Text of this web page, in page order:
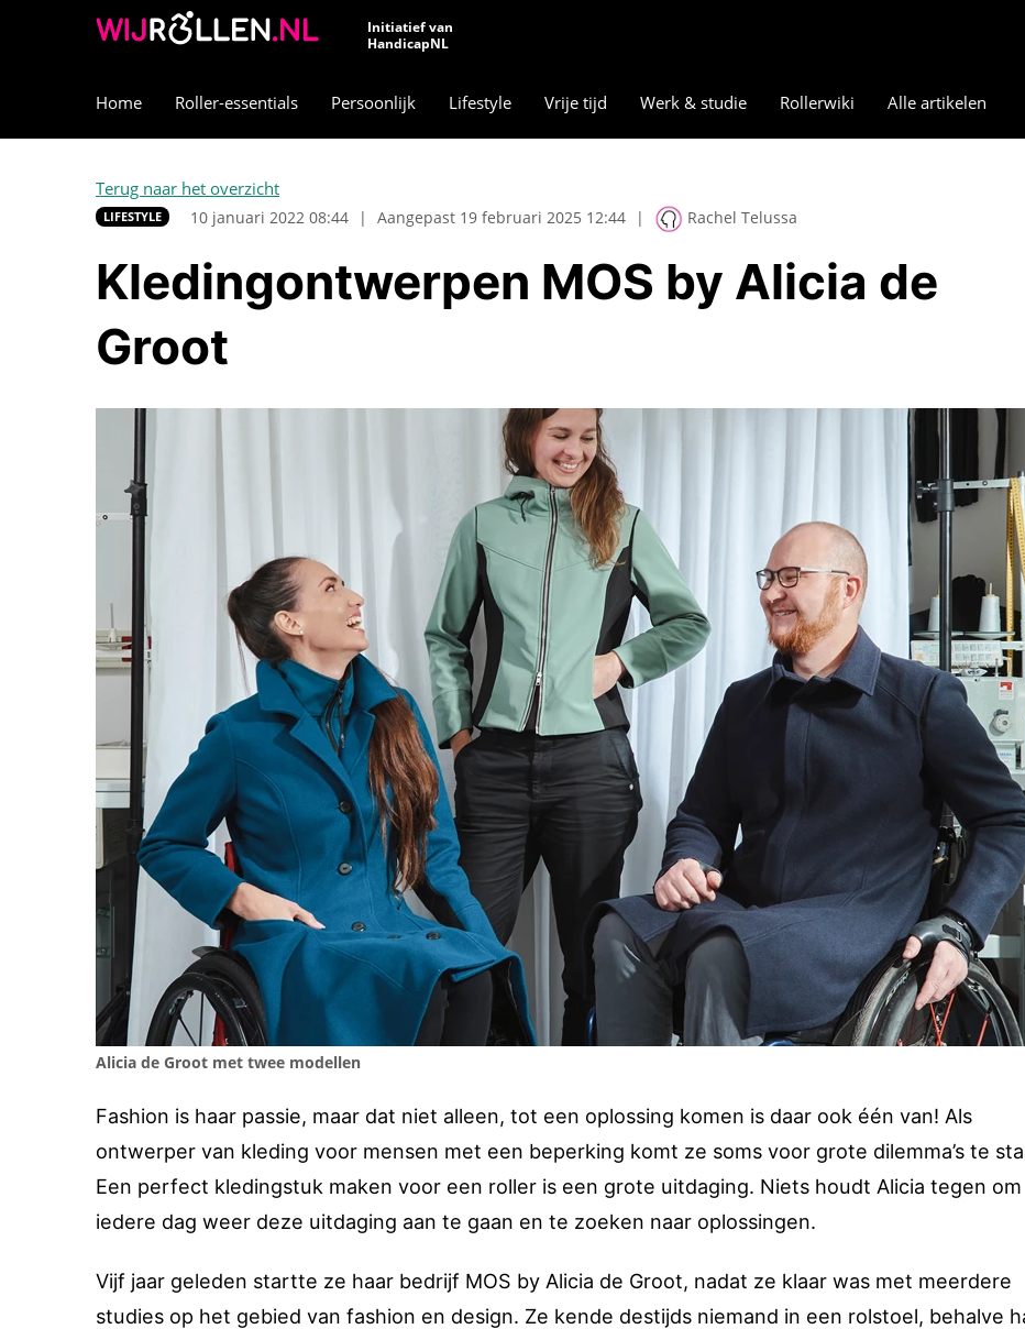
Initiatief van
HandicapNL
Home Roller-essentials Persoonlijk Lifestyle Vrije tijd Werk & studie Rollerwiki Alle artikelen
Terug naar het overzicht
LIFESTYLE 10 januari 2022 08:44 | Aangepast 19 februari 2025 12:44 | Rachel Telussa
Kledingontwerpen MOS by Alicia de
Groot
Alicia de Groot met twee modellen
Fashion is haar passie, maar dat niet alleen, tot een oplossing komen is daar ook één van! Als
ontwerper van kleding voor mensen met een beperking komt ze soms voor grote dilemma’s te
Een perfect kledingstuk maken voor een roller is een grote uitdaging. Niets houdt Alicia tegen om
iedere dag weer deze uitdaging aan te gaan en te zoeken naar oplossingen.
Vijf jaar geleden startte ze haar bedrijf MOS by Alicia de Groot, nadat ze klaar was met meerdere
studies op het gebied van fashion en design. Ze kende destijds niemand in een rolstoel, behalve